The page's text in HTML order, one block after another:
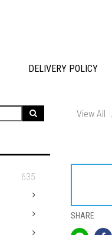
DELIVERY POLICY
635
View All
SHARE